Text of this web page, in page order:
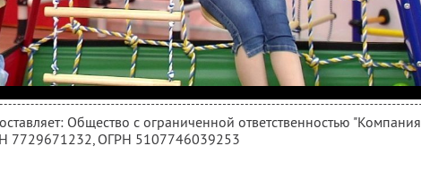
Общество с ограниченной ответственностью "Компания
7729671232, ОГРН 5107746039253